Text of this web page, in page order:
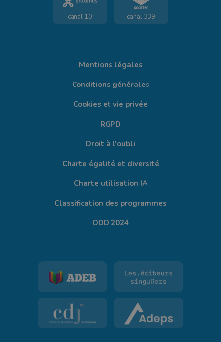
canal 10 canal 339
Mentions légales
Conditions générales
Cookies et vie privée
RGPD
Droit à l'oubli
Charte égalité et diversité
Charte utilisation IA
Classification des programmes
ODD 2024